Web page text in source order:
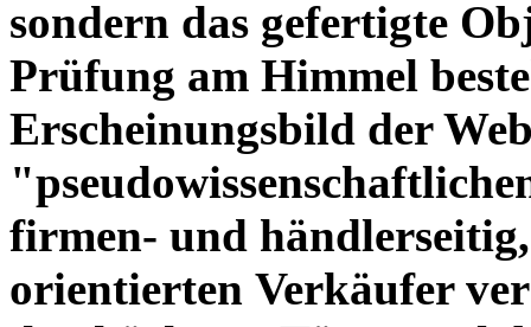
sondern das gefertigte
Prüfung am Himmel
Erscheinungsbild der
firmen- und
orientierten Verkäufer